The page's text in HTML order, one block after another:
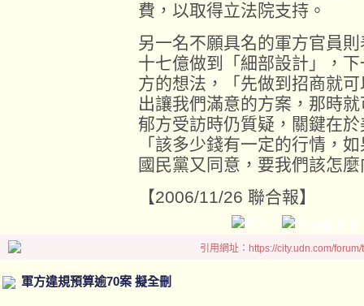
費，以取得立法院支持。
另一名不願具名的軍方官員
十七億做到「細部設計」，
方的想法，「先做到招商就
出讓我們滿意的方案，那時
郁方受訪時仍質疑，關鍵在
「該多少錢有一定的行情，
國民黨又同意，要我們該怎
【2006/11/26 聯合報】
引用網址：https://city.udn.com/
軍方違規預算逾70案 擬全刪